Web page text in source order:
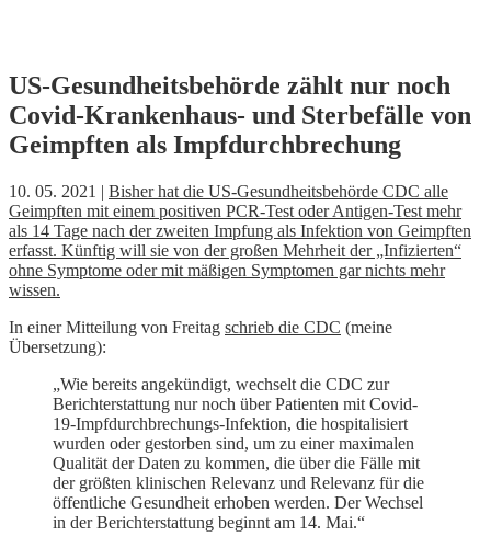
Skip
to
content
US-Gesundheitsbehörde zählt nur noch
Covid-Krankenhaus- und Sterbefälle von
Geimpften als Impfdurchbrechung
10. 05. 2021 | Bisher hat die US-Gesundheitsbehörde CDC alle
Geimpften mit einem positiven PCR-Test oder Antigen-Test mehr
als 14 Tage nach der zweiten Impfung als Infektion von Geimpften
erfasst. Künftig will sie von der großen Mehrheit der „Infizierten“
ohne Symptome oder mit mäßigen Symptomen gar nichts mehr
wissen.
In einer Mitteilung von Freitag schrieb die CDC (meine
Übersetzung):
„Wie bereits angekündigt, wechselt die CDC zur
Berichterstattung nur noch über Patienten mit Covid-
19-Impfdurchbrechungs-Infektion, die hospitalisiert
wurden oder gestorben sind, um zu einer maximalen
Qualität der Daten zu kommen, die über die Fälle mit
der größten klinischen Relevanz und Relevanz für die
öffentliche Gesundheit erhoben werden. Der Wechsel
in der Berichterstattung beginnt am 14. Mai.“